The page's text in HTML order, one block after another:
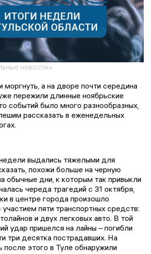
новости»
моргнуть, а на дворе почти середина
пережили длинные ноябрьские
событий было много разнообразных,
рассказать в еженедельных
выдались тяжелыми для
похожи больше на черную
обычные дни, к которым так привыкли
череда трагедий с 31 октября,
в центре города произошло
пяти транспортных средств:
и двух легковых авто. В той
удар пришелся на лайны – погибли
три десятка пострадавших. На
этого в Туле обнаружили